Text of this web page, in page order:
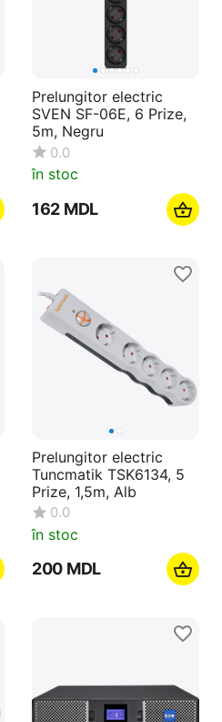
Prelungitor electric
SVEN SF-06E, 6 Prize,
5m, Negru
0.0
în stoc
‍162‍ MDL
Prelungitor electric
Tuncmatik TSK6134, 5
Prize, 1,5m, Alb
0.0
în stoc
‍200‍ MDL